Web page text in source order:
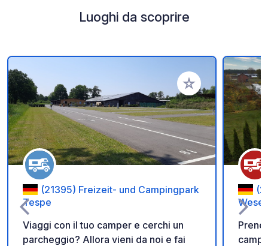
Luoghi da scoprire
Aggiungi ai tuoi
(21395) Freizeit- und Campingpark
Tespe
Viaggi con il tuo camper e cerchi un
parcheggio? Allora vieni da noi e fai